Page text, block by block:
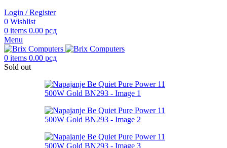
Login / Register
0 Wishlist
0 items 0.00 рсд
Menu
0 items 0.00 рсд
Sold out